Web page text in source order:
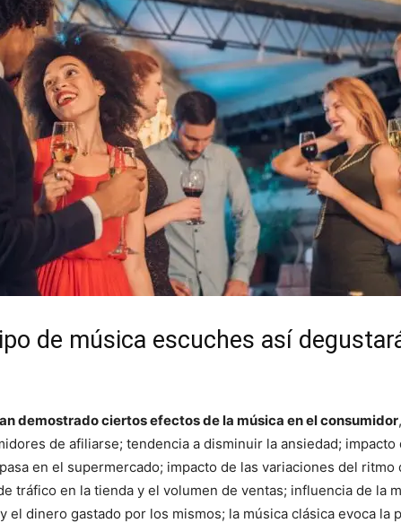
de música escuches así
demostrado ciertos efectos de la música en el consumidor
de afiliarse; tendencia a disminuir la ansiedad; impacto
en el supermercado; impacto de las variaciones del ritmo
tráfico en la tienda y el volumen de ventas; influencia de la
el dinero gastado por los mismos; la música clásica evoca la